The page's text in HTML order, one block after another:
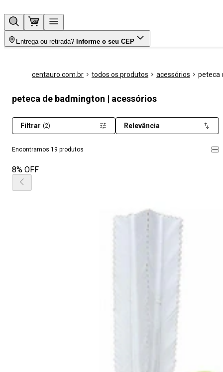
Entrega ou retirada? Informe o seu CEP
centauro.com.br todos os produtos acessórios peteca
peteca de badmington | acessórios
Encontramos 19 produtos
Filtrar (2) Relevância
8% OFF